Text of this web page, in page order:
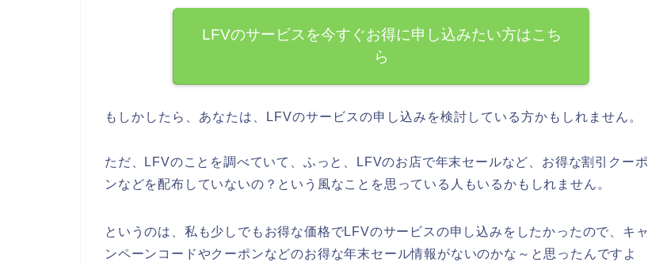
LFVのサービスを今すぐお得に申し込みたい方はこち
ら
もしかしたら、あなたは、LFVのサービスの申し込みを検討している方かもしれません。
ただ、LFVのことを調べていて、ふっと、LFVのお店で年末セールなど、お得な割引クーポ
ンなどを配布していないの？という風なことを思っている人もいるかもしれません。
というのは、私も少しでもお得な価格でLFVのサービスの申し込みをしたかったので、キャ
ンペーンコードやクーポンなどのお得な年末セール情報がないのかな～と思ったんですよ